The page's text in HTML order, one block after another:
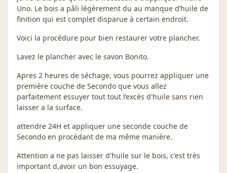
Uno. Le bois a pâli légèrement du au manque d’huile de
finition qui est complet disparue à certain endroit.
Voici la procédure pour bien restaurer votre plancher.
Lavez le plancher avec le savon Bonito.
Apres 2 heures de séchage, vous pourrez appliquer une
première couche de Secondo que vous allez
parfaitement essuyer tout tout l’excès d'huile sans rien
laisser a la surface.
attendre 24H et appliquer une seconde couche de
Secondo en procédant de ma même manière.
Attention a ne pas laisser d'huile sur le bois, c'est très
important d,avoir un bon essuyage.